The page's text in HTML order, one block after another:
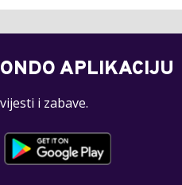
APLIKACIJU
i zabave.